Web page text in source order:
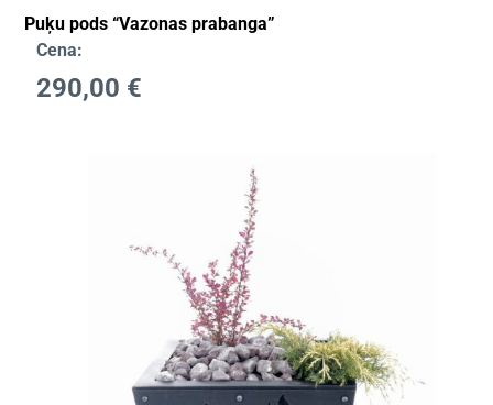
Puķu pods “Vazonas prabanga”
Cena:
290,00 €